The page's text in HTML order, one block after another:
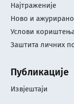
Најтраженије
Ново и ажурирано
Услови
Заштита личних
Публикације
Извјештаји